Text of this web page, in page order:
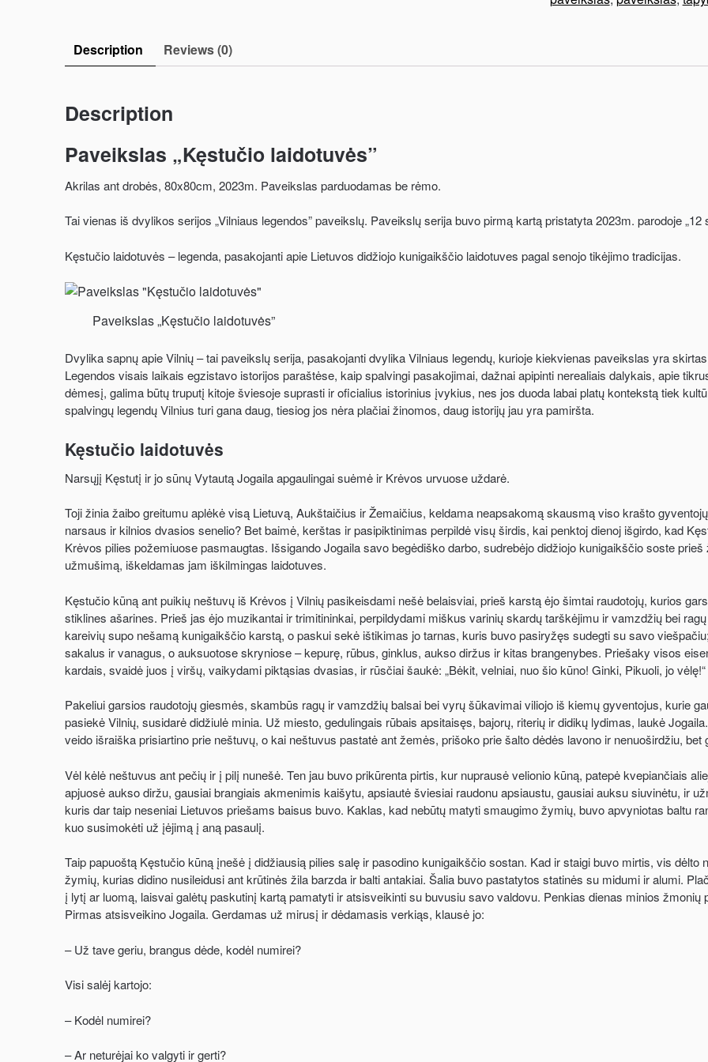
Description Reviews (0)
Description
Paveikslas „Kęstučio laidotuvės”
Akrilas ant drobės, 80x80cm, 2023m. Paveikslas parduodamas be rėmo.
Tai vienas iš dvylikos serijos „Vilniaus legendos” paveikslų. Paveikslų serija buvo pirmą kartą pristatyta 2023m. parodoje
Kęstučio laidotuvės – legenda, pasakojanti apie Lietuvos didžiojo kunigaikščio laidotuves pagal senojo tikėjimo tradicijas.
Paveikslas „Kęstučio laidotuvės”
Dvylika sapnų apie Vilnių – tai paveikslų serija, pasakojanti dvylika Vilniaus legendų, kurioje kiekvienas paveikslas yra
Legendos visais laikais egzistavo istorijos paraštėse, kaip spalvingi pasakojimai, dažnai apipinti nerealiais dalykais, apie
dėmesį, galima būtų truputį kitoje šviesoje suprasti ir oficialius istorinius įvykius, nes jos duoda labai platų kontekstą tiek
spalvingų legendų Vilnius turi gana daug, tiesiog jos nėra plačiai žinomos, daug istorijų jau yra pamiršta.
Kęstučio laidotuvės
Narsųjį Kęstutį ir jo sūnų Vytautą Jogaila apgaulingai suėmė ir Krėvos urvuose uždarė.
Toji žinia žaibo greitumu aplėkė visą Lietuvą, Aukštaičius ir Žemaičius, keldama neapsakomą skausmą viso krašto
narsaus ir kilnios dvasios senelio? Bet baimė, kerštas ir pasipiktinimas perpildė visų širdis, kai penktoj dienoj išgirdo, kad
Krėvos pilies požemiuose pasmaugtas. Išsigando Jogaila savo begėdiško darbo, sudrebėjo didžiojo kunigaikščio soste
užmušimą, iškeldamas jam iškilmingas laidotuves.
Kęstučio kūną ant puikių neštuvų iš Krėvos į Vilnių pasikeisdami nešė belaisviai, prieš karstą ėjo šimtai raudotojų, kurios
stiklines ašarines. Prieš jas ėjo muzikantai ir trimitininkai, perpildydami miškus varinių skardų tarškėjimu ir vamzdžių bei
kareivių supo nešamą kunigaikščio karstą, o paskui sekė ištikimas jo tarnas, kuris buvo pasiryžęs sudegti su savo
sakalus ir vanagus, o auksuotose skryniose – kepurę, rūbus, ginklus, aukso diržus ir kitas brangenybes. Priešaky visos
kardais, svaidė juos į viršų, vaikydami piktąsias dvasias, ir rūsčiai šaukė: „Bėkit, velniai, nuo šio kūno! Ginki, Pikuoli, jo vėlę!“
Pakeliui garsios raudotojų giesmės, skambūs ragų ir vamzdžių balsai bei vyrų šūkavimai viliojo iš kiemų gyventojus, kurie
pasiekė Vilnių, susidarė didžiulė minia. Už miesto, gedulingais rūbais apsitaisęs, bajorų, riterių ir didikų lydimas, laukė
veido išraiška prisiartino prie neštuvų, o kai neštuvus pastatė ant žemės, prišoko prie šalto dėdės lavono ir nenuoširdžiu,
Vėl kėlė neštuvus ant pečių ir į pilį nunešė. Ten jau buvo prikūrenta pirtis, kur nuprausė velionio kūną, patepė kvepiančiais
apjuosė aukso diržu, gausiai brangiais akmenimis kaišytu, apsiautė šviesiai raudonu apsiaustu, gausiai auksu siuvinėtu, ir
kuris dar taip neseniai Lietuvos priešams baisus buvo. Kaklas, kad nebūtų matyti smaugimo žymių, buvo apvyniotas baltu
kuo susimokėti už įėjimą į aną pasaulį.
Taip papuoštą Kęstučio kūną įnešė į didžiausią pilies salę ir pasodino kunigaikščio sostan. Kad ir staigi buvo mirtis, vis
žymių, kurias didino nusileidusi ant krūtinės žila barzda ir balti antakiai. Šalia buvo pastatytos statinės su midumi ir alumi.
į lytį ar luomą, laisvai galėtų paskutinį kartą pamatyti ir atsisveikinti su buvusiu savo valdovu. Penkias dienas minios
Pirmas atsisveikino Jogaila. Gerdamas už mirusį ir dėdamasis verkiąs, klausė jo:
– Už tave geriu, brangus dėde, kodėl numirei?
Visi salėj kartojo:
– Kodėl numirei?
– Ar neturėjai ko valgyti ir gerti?